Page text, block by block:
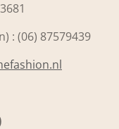
: (06) 87579439